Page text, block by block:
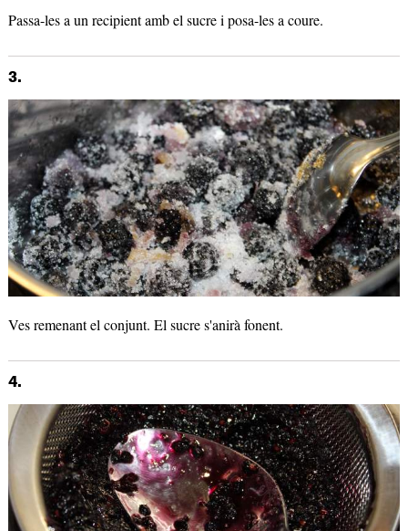
Passa-les a un recipient amb el sucre i posa-les a coure.
3.
Ves remenant el conjunt. El sucre s'anirà fonent.
4.